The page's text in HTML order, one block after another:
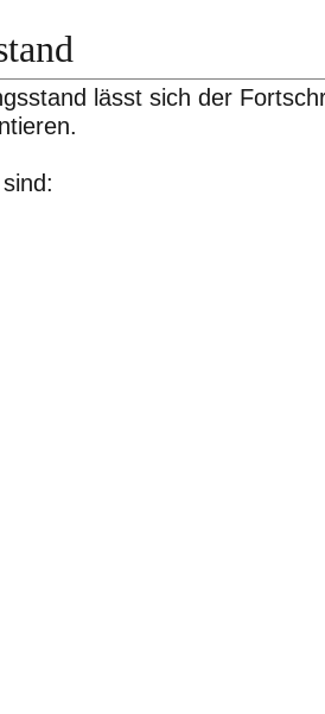
lässt sich der